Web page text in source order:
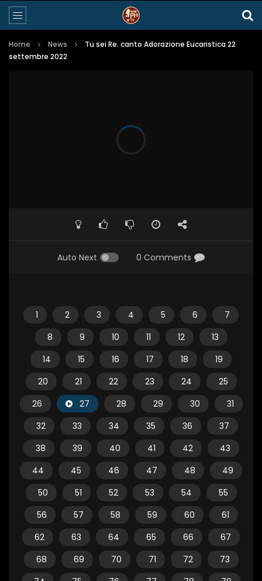
Home News
Tu sei Re. canto Adorazione Eucaristica 22
settembre 2022
Auto Next 0 Comments
1 2 3 4 5 6
7
8
9 10 11 12
13
14
15 16 17 18
19
20
21 22 23 24
25
26
27 28 29 30
31
32
33 34 35 36
37
38
39 40 41 42
43
44
45 46 47 48
49
50
51 52 53 54
55
56
57 58 59 60
61
62
63 64 65 66
67
68
69 70 71 72
73